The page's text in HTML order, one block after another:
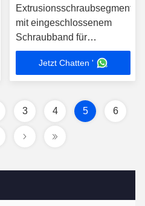
Extrusionsschraubsegment
mit eingeschlossenem
Schraubband für
Ingenieurkunststoffe
Jetzt Chatten '
3 4 5 6